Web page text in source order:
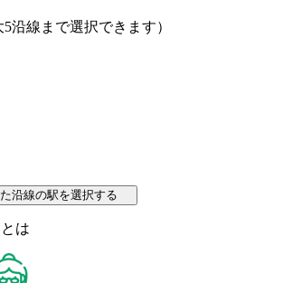
沿線まで選択できます）
沿線の駅を選択する
は